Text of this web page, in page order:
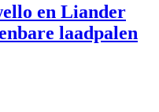
en Liander
laadpalen